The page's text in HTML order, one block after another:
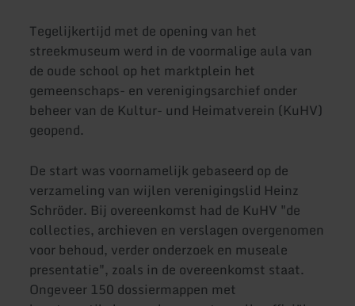
Tegelijkertijd met de opening van het
streekmuseum werd in de voormalige aula van
de oude school op het marktplein het
gemeenschaps- en verenigingsarchief onder
beheer van de Kultur- und Heimatverein (KuHV)
geopend.
De start was voornamelijk gebaseerd op de
verzameling van wijlen verenigingslid Heinz
Schröder. Bij overeenkomst had de KuHV "de
collecties, archieven en verslagen overgenomen
voor behoud, verder onderzoek en museale
presentatie", zoals in de overeenkomst staat.
Ongeveer 150 dossiermappen met